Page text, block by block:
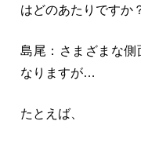
はどのあたりですか
島尾：さまざまな
なりますが…
たとえば、